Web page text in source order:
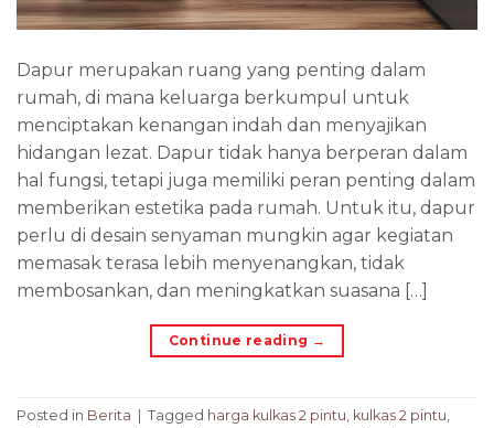
Dapur merupakan ruang yang penting dalam
rumah, di mana keluarga berkumpul untuk
menciptakan kenangan indah dan menyajikan
hidangan lezat. Dapur tidak hanya berperan dalam
hal fungsi, tetapi juga memiliki peran penting dalam
memberikan estetika pada rumah. Untuk itu, dapur
perlu di desain senyaman mungkin agar kegiatan
memasak terasa lebih menyenangkan, tidak
membosankan, dan meningkatkan suasana […]
Continue reading →
Posted in Berita Tagged harga kulkas 2 pintu, kulkas 2 pintu,